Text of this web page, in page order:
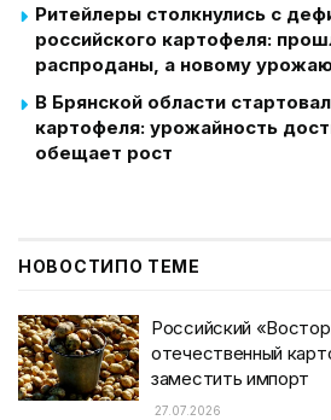
Ритейлеры столкнулись с
российского картофеля:
распроданы, а новому
В Брянской области
картофеля: урожайность
обещает рост
НОВОСТИПО ТЕМЕ
Российский
отечественный
заместить импорт
27.07.2026